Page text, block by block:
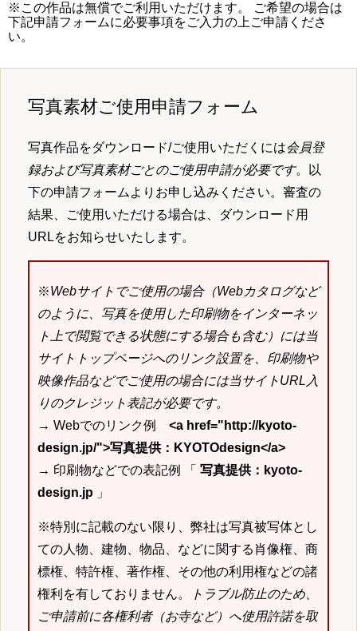
※この作品は無償でご利用いただけます。 ご希望の場合は
下記申請フォームに必要事項をご入力の上ご申請くださ
い。
写真素材ご使用申請フォーム
写真作品をダウンロード/ご使用いただくには会員登
録および写真素材ごとのご使用申請が必要です。以
下の申請フォームよりお申し込みください。審査の
結果、ご使用いただける場合は、ダウンロード用
URLをお知らせいたします。
※Webサイトでご使用の場合（Webカタログなど
のように、写真を使用した印刷物をインターネッ
ト上で閲覧できる状態にする場合も含む）には当
サイトトップページへのリンク設置を、印刷物や
映像作品などでご使用の場合には当サイトURL入
りのクレジット表記が必要です。
→ Webでのリンク例 <a href="http://kyoto-
design.jp/">写真提供：KYOTOdesign</a>
→ 印刷物などでの表記例 「 写真提供：kyoto-
design.jp 」
※特別に記載のない限り、弊社は写真被写体とし
ての人物、建物、物品、などに関する肖像権、商
標権、特許権、著作権、その他の利用権などの諸
権利を有しておりません。
トラブル防止のため、
ご申請前に各権利者（お寺など）へ使用許諾を取